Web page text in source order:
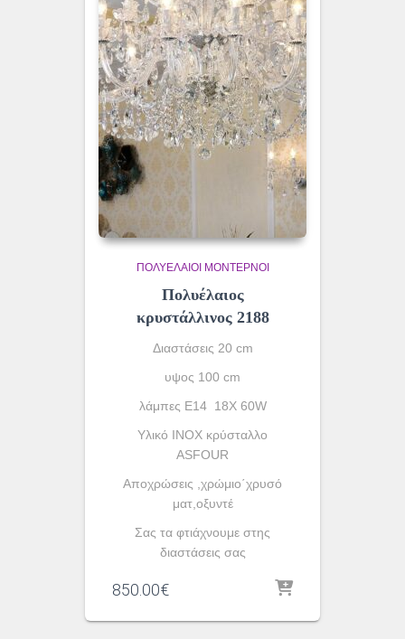
ΠΟΛΥΈΛΑΙΟΙ ΜΟΝΤΈΡΝΟΙ
Πολυέλαιος
κρυστάλλινος 2188
Διαστάσεις 20 cm
υψος 100 cm
λάμπες Ε14 18X 60W
Υλικό INOX κρύσταλλο
ASFOUR
Αποχρώσεις ,χρώμιο΄χρυσό
ματ,οξυντέ
Σας τα φτιάχνουμε στης
διαστάσεις σας
850.00€